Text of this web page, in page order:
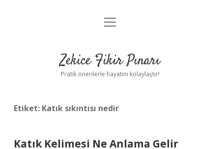
Anasayfa
Yasal Uyarı
menüyü
Zekice Fikir Pınarı
Pratik önerilerle hayatını kolaylaştır!
Etiket: Katık sıkıntısı nedir
Katık Kelimesi Ne Anlama Gelir